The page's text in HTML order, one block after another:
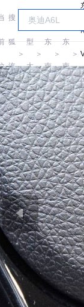
:
搜
狐
汽
车
＞
车
型
大
全
＞
东
南
＞
东
南
＞